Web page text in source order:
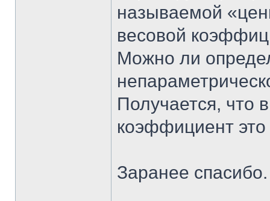
называемой
весовой
Можно ли
Получается, что
коэффициент это
Заранее спасибо.